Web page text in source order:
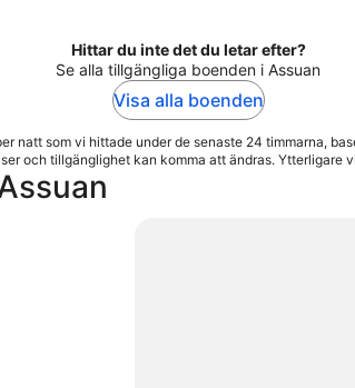
Hittar du inte det du letar efter?
Se alla tillgängliga boenden i Assuan
Visa alla boenden
natt som vi hittade under de senaste 24 timmarna,
och tillgänglighet kan komma att ändras. Ytterligare